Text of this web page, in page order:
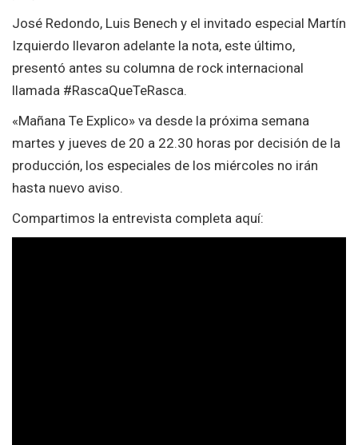
José Redondo, Luis Benech y el invitado especial Martín
Izquierdo llevaron adelante la nota, este último,
presentó antes su columna de rock internacional
llamada #RascaQueTeRasca.
«Mañana Te Explico» va desde la próxima semana
martes y jueves de 20 a 22.30 horas por decisión de la
producción, los especiales de los miércoles no irán
hasta nuevo aviso.
Compartimos la entrevista completa aquí: